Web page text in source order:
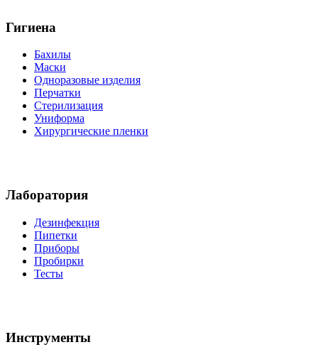
Гигиена
Бахилы
Маски
Одноразовые изделия
Перчатки
Стерилизация
Униформа
Хирургические пленки
Лаборатория
Дезинфекция
Пипетки
Приборы
Пробирки
Тесты
Инструменты